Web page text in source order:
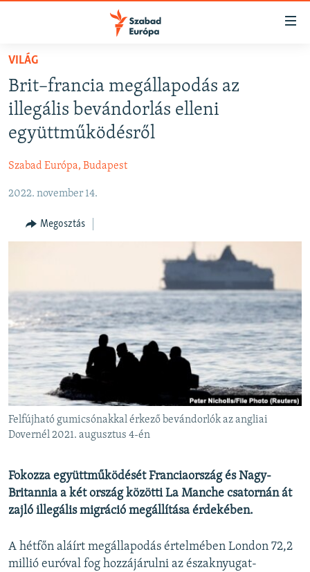
Akadálymentes
Ugrás
fő
oldalra
tartalomjegyzékre
NAPIRENDEN
AKTUÁLIS
PODCASTOK
ELEMZŐ
NER15
SZABADON
A PÉNZ NYOMÁBAN
EURÓPAI UNIÓ
VILÁG
KLÍMAVÁLTOZÁS
A MÚLT TANULSÁGAI
KÖVESSEN MINKET!
Valamennyi RFE/RL weboldal
VILÁG
Brit–francia megállapodás az
illegális bevándorlás elleni
együttműködésről
Szabad Európa, Budapest
2022. november 14.
Megosztás
Felfújható gumicsónakkal érkező bevándorlók az angliai
Dovernél 2021. augusztus 4-én
Fokozza együttműködését Franciaország és Nagy-
Britannia a két ország közötti La Manche csatornán át
zajló illegális migráció megállítása érdekében.
A hétfőn aláírt megállapodás értelmében London 72,2
millió euróval fog hozzájárulni az északnyugat-
FELIRATKOZÁS
Spotify